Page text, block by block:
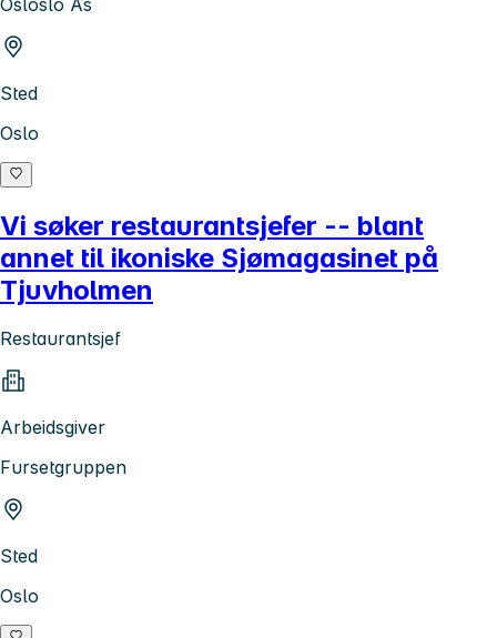
Osloslo As
Sted
Oslo
Vi søker restaurantsjefer -- blant
annet til ikoniske Sjømagasinet på
Tjuvholmen
Restaurantsjef
Arbeidsgiver
Fursetgruppen
Sted
Oslo